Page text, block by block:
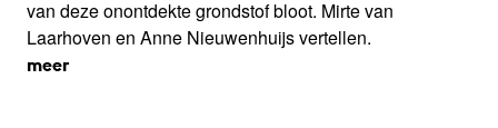
van deze onontdekte grondstof bloot. Mirte van
Laarhoven en Anne Nieuwenhuijs vertellen.
meer